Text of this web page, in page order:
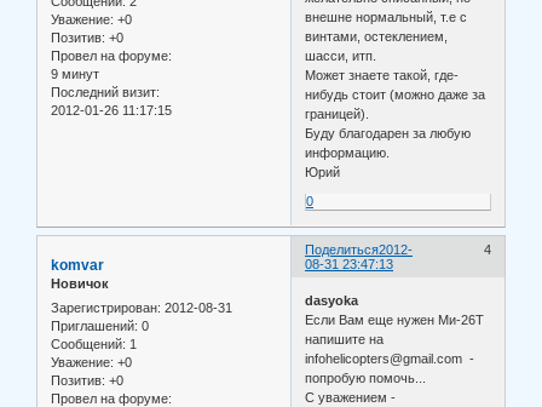
Уважение: +0
Позитив: +0
Провел на форуме:
9 минут
Последний визит:
2012-01-26 11:17:15
внешне нормальный, т.е с
винтами, остеклением,
шасси, итп.
Может знаете такой, где-
нибудь стоит (можно даже за
границей).
Буду благодарен за любую
информацию.
Юрий
0
Поделиться 4
2012-
08-31 23:47:13
komvar
Новичок
Зарегистрирован: 2012-08-31
Приглашений: 0
Сообщений: 1
Уважение: +0
Позитив: +0
Провел на форуме:
dasyoka
Если Вам еще нужен Ми-26Т
напишите на
infohelicopters@gmail.com -
попробую помочь...
С уважением -